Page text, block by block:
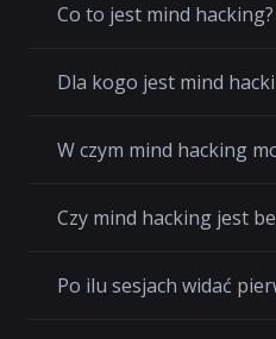
Co to jest mind hacking?
Dla kogo jest mind
W czym mind hacking
Czy mind hacking jest
Po ilu sesjach widać